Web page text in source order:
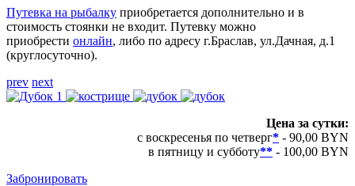
Путевка на рыбалку приобретается дополнительно и в
стоимость стоянки не входит. Путевку можно
приобрести онлайн, либо по адресу г.Браслав, ул.Дачная, д.1
(круглосуточно).
prev next
Цена за сутки:
с воскресенья по четверг* - 90,00 BYN
в пятницу и субботу** - 100,00 BYN
Забронировать